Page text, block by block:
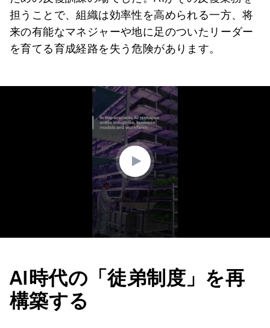
担うことで、組織は効率性を高められる一方、将
来の有能なマネジャーや地に足のついたリーダー
を育てる育成経路を失う危険があります。
AI時代の「徒弟制度」を再
構築する